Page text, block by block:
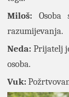
Miloš:
razumijevanja.
Neda: Prijatelj
osoba.
Vuk: